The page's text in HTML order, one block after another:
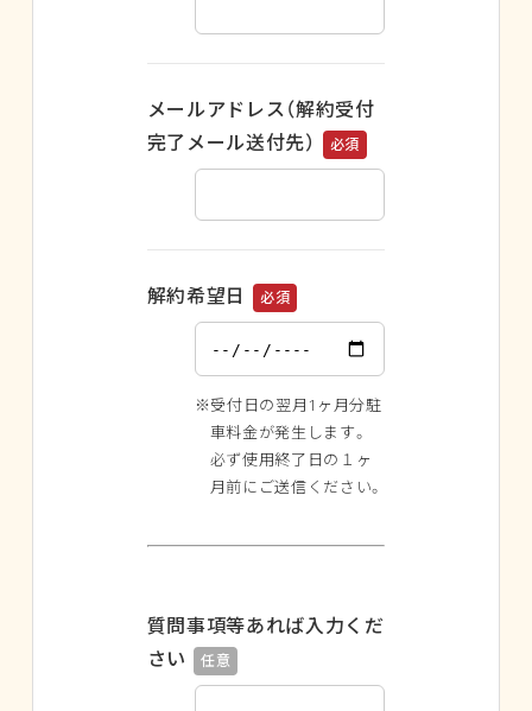
空
の
ま
ま
に
て
だ
さ
い
メールアドレス（解約受付
完了メール送付先）
必須
解約希望日 必須
※受付日の翌月1ヶ月分駐
車料金が発生します。
必ず使用終了日の１ヶ
月前にご送信ください。
質問事項等あれば入力くだ
さい
任意